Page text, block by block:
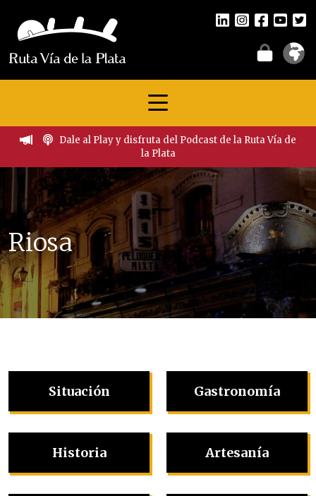
Dale al Play y disfruta del Podcast de la Ruta Vía de
la Plata
Riosa
Situación
Historia
Gastronomía
Artesanía